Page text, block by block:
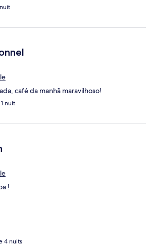
café da manhã maravilhoso!
nuit
!
4 nuits